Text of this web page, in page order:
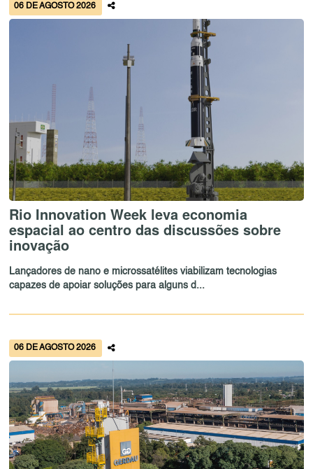
06 DE AGOSTO 2026
Rio Innovation Week leva economia
espacial ao centro das discussões sobre
inovação
Lançadores de nano e microssatélites viabilizam tecnologias
capazes de apoiar soluções para alguns d...
06 DE AGOSTO 2026